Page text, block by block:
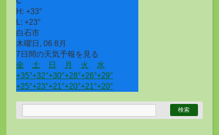
H:+33°
L:+23°
白石市
木曜日, 06 8月
7日間の天気予報を見る
金
土 日 月 火
水
+35°+32°+30°+28°+26°+29°
+25°+23°+21°+20°+21°+20°